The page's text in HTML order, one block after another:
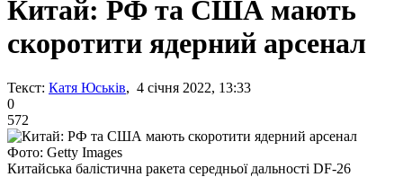
Китай: РФ та США мають
скоротити ядерний арсенал
Текст: Катя Юськів, 4 січня 2022, 13:33
0
572
Фото: Getty Images
Китайська балістична ракета середньої дальності DF-26